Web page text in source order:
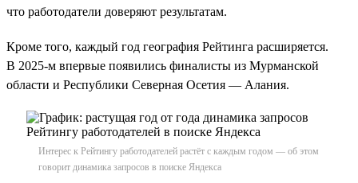
что работодатели доверяют результатам.
Кроме того, каждый год география Рейтинга расширяется.
В 2025-м впервые появились финалисты из Мурманской
области и Республики Северная Осетия — Алания.
Интерес к Рейтингу работодателей растёт с каждым годом — об этом
говорит динамика запросов в поиске Яндекса